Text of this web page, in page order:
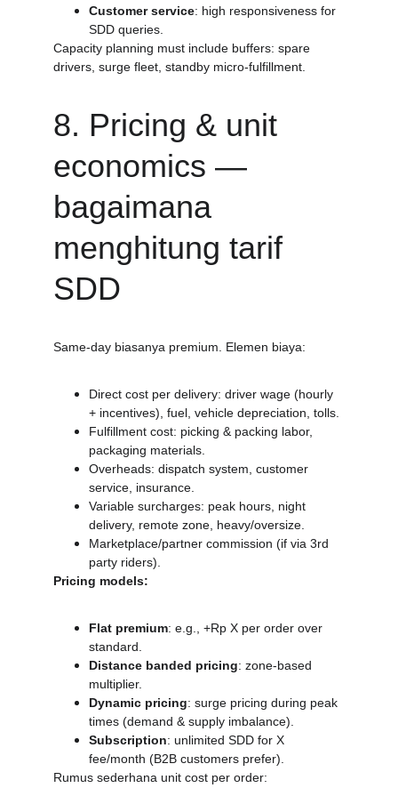
Customer service: high responsiveness for
SDD queries.
Capacity planning must include buffers: spare
drivers, surge fleet, standby micro-fulfillment.
8. Pricing & unit
economics —
bagaimana
menghitung tarif
SDD
Same-day biasanya premium. Elemen biaya:
Direct cost per delivery: driver wage (hourly
+ incentives), fuel, vehicle depreciation, tolls.
Fulfillment cost: picking & packing labor,
packaging materials.
Overheads: dispatch system, customer
service, insurance.
Variable surcharges: peak hours, night
delivery, remote zone, heavy/oversize.
Marketplace/partner commission (if via 3rd
party riders).
Pricing models:
Flat premium: e.g., +Rp X per order over
standard.
Distance banded pricing: zone-based
multiplier.
Dynamic pricing: surge pricing during peak
times (demand & supply imbalance).
Subscription: unlimited SDD for X
fee/month (B2B customers prefer).
Rumus sederhana unit cost per order: